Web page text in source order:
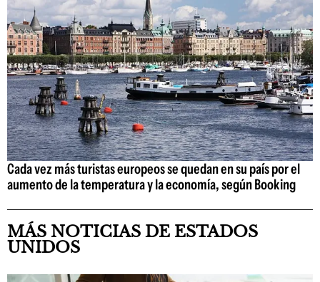
Cada vez más turistas europeos se quedan en su país por el
aumento de la temperatura y la economía, según Booking
MÁS NOTICIAS DE ESTADOS
UNIDOS